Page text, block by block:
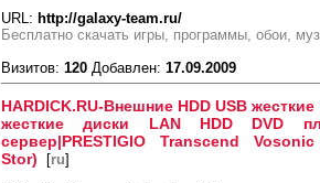
URL: http://galaxy-team.ru/
Бесплатно скачать игры, программы, обои,
Визитов: 120 Добавлен: 17.09.2009
HARDICK.RU-Внешние HDD USB
жесткие диски LAN HDD DVD
сервер|PRESTIGIO Transcend
Stor) [ru]